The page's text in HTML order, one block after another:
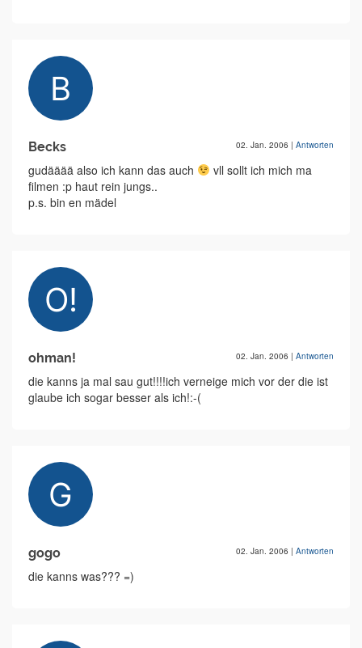
Becks 02. Jan. 2006 | Antworten
gudääää also ich kann das auch
vll sollt ich mich ma
filmen :p haut rein jungs..
p.s. bin en mädel
ohman! 02. Jan. 2006 | Antworten
die kanns ja mal sau gut!!!!ich verneige mich vor der die ist
glaube ich sogar besser als ich!:-(
gogo 02. Jan. 2006 | Antworten
die kanns was??? =)